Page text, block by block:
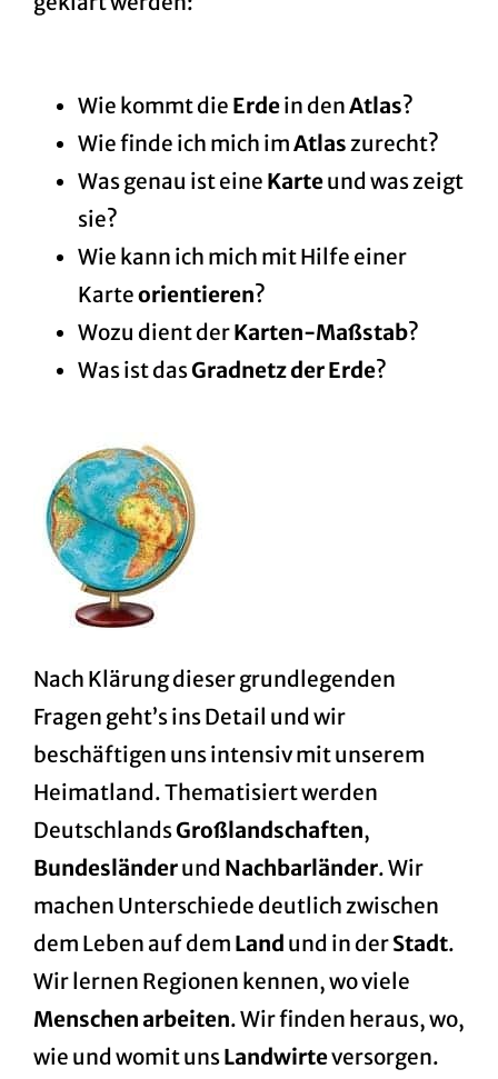
Wie kommt die Erdein denAtlas?
Wie finde ich mich imAtlas zurecht?
Was genau ist eine Karteund was zeigt
sie?
Wie kann ich mich mit Hilfe einer
Karteorientieren?
Wozu dient derKarten-Maßstab?
Was ist dasGradnetzderErde?
Nach Klärung dieser grundlegenden
Fragen geht’s ins Detail und wir
beschäftigen uns intensiv mit unserem
Heimatland. Thematisiert werden
DeutschlandsGroßlandschaften,
Bundesländerund Nachbarländer. Wir
machen Unterschiede deutlich zwischen
dem Leben auf dem Land und in derStadt.
Wir lernen Regionen kennen, wo viele
Menschen arbeiten. Wir finden heraus, wo,
wie und womit unsLandwirteversorgen.